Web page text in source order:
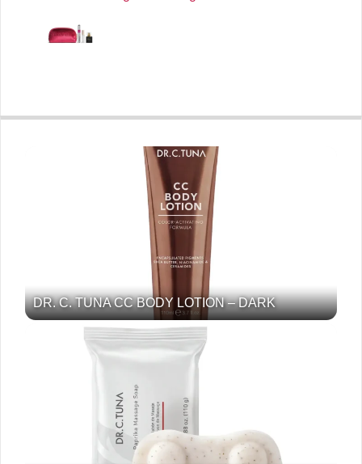
DR. C. TUNA CC BODY LOTION – DARK